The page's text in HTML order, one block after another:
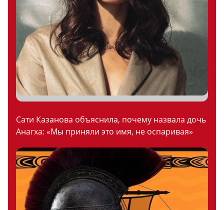
Сати Казанова объяснила, почему назвала дочь
Анагха: «Мы приняли это имя, не оспаривая»